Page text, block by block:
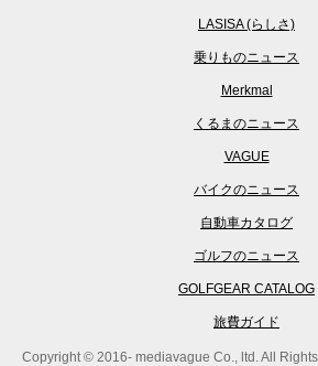
LASISA (らしさ)
乗りものニュース
Merkmal
くるまのニュース
VAGUE
バイクのニュース
自動車カタログ
ゴルフのニュース
GOLFGEAR CATALOG
旅費ガイド
Copyright © 2016- mediavague Co., ltd. All Rights